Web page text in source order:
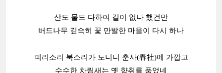
산도 물도 다하여 길이 없나 했건만
버드나무 깊숙히 꽃 만발한 마을이 다시 하나
피리소리 북소리가 노니니 춘사(春社)에 가깝고
수수한 차림새는 옛 향취를 품었네